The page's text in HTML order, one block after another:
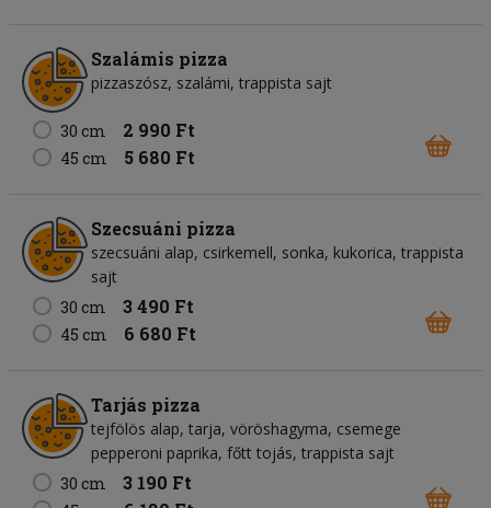
Szalámis pizza
pizzaszósz, szalámi, trappista sajt
30 cm 2 990 Ft
45 cm 5 680 Ft
Szecsuáni pizza
szecsuáni alap, csirkemell, sonka, kukorica, trappista
sajt
30 cm
3 490 Ft
45 cm 6 680 Ft
Tarjás pizza
tejfölös alap, tarja, vöröshagyma, csemege
pepperoni paprika, főtt tojás, trappista sajt
30 cm
3 190 Ft